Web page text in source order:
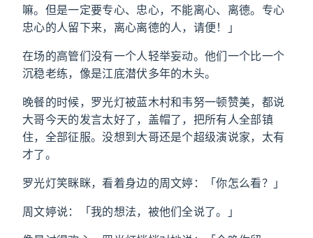
嘛。但是一定要专心、忠心，不能离心、离德。专心
忠心的人留下来，离心离德的人，请便！」
在场的高管们没有一个人轻举妄动。他们一个比一个
沉稳老练，像是江底潜伏多年的木头。
晚餐的时候，罗光灯被蓝木村和韦努一顿赞美，都说
大哥今天的发言太好了，盖帽了，把所有人全部镇
住，全部征服。没想到大哥还是个超级演说家，太有
才了。
罗光灯笑眯眯，看着身边的周文婷：「你怎么看？」
周文婷说：「我的想法，被他们全说了。」